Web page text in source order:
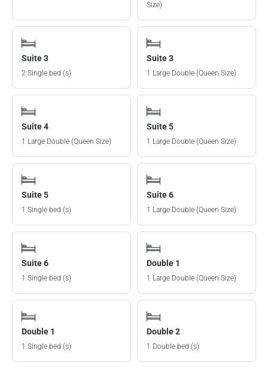
Size)
Suite 3
2 Single bed (s)
Suite 3
1 Large Double (Queen Size)
Suite 4
1 Large Double (Queen Size)
Suite 5
1 Large Double (Queen Size)
Suite 5
1 Single bed (s)
Suite 6
1 Large Double (Queen Size)
Suite 6
1 Single bed (s)
Double 1
1 Large Double (Queen Size)
Double 1
1 Single bed (s)
Double 2
1 Double bed (s)